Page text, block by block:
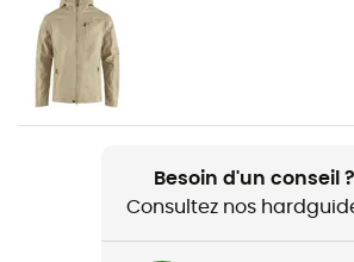
Genre
Homme
Poids
Nom du produit
Fjällräven Logo Sweater
Besoin d'un conseil ?
Consultez nos